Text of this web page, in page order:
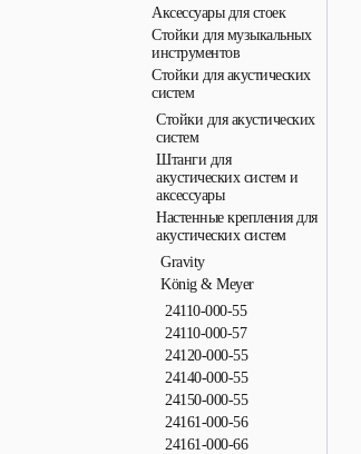
Аксессуары для стоек
Стойки для музыкальных
инструментов
Стойки для акустических
систем
Стойки для акустических
систем
Штанги для
акустических систем и
аксессуары
Настенные крепления для
акустических систем
Gravity
König & Meyer
24110-000-55
24110-000-57
24120-000-55
24140-000-55
24150-000-55
24161-000-56
24161-000-66